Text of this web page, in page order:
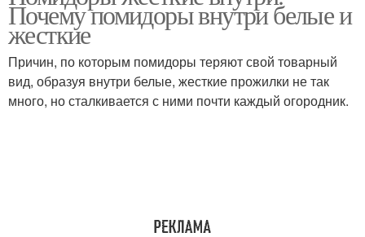
Почему помидоры внутри белые и
жесткие
Причин, по которым помидоры теряют свой товарный
вид, образуя внутри белые, жесткие прожилки не так
много, но сталкивается с ними почти каждый огородник.